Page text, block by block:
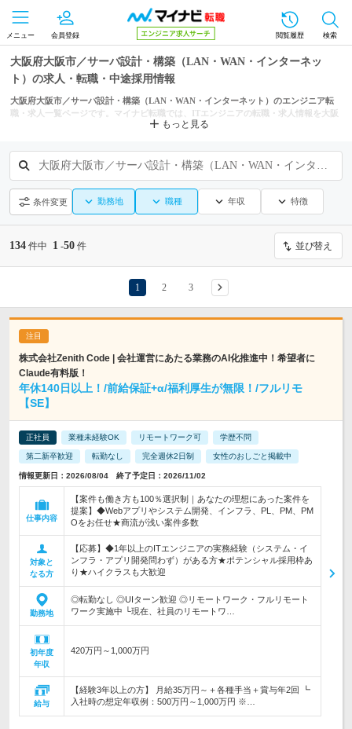
メニュー 会員登録 閲覧履歴 検索
大阪府大阪市／サーバ設計・構築（LAN・WAN・インターネッ
ト）の求人・転職・中途採用情報
大阪府大阪市／サーバ設計・構築（LAN・WAN・インターネット）のエンジニア転
職・求人一覧ページです。マイナビ転職では、ITエンジニアの転職・求人情報を大阪
もっと見る
大阪府大阪市／サーバ設計・構築（LAN・WAN・インターネット）
条件変更 勤務地 職種 年収 特徴
134 件中 1 -50 件 並び替え
1 2 3
株式会社Zenith Code | 会社運営にあたる業務のAI化推進中！希望者に
Claude有料版！
年休140日以上！/前給保証+α/福利厚生が無限！/フルリモ
【SE】
正社員 業種未経験OK リモートワーク可 学歴不問
第二新卒歓迎 転勤なし 完全週休2日制 女性のおしごと掲載中
情報更新日：2026/08/04 終了予定日：2026/11/02
仕事内容
【案件も働き方も100％選択制｜あなたの理想にあった案件を
提案】◆Webアプリやシステム開発、インフラ、PL、PM、PM
Oをお任せ★商流が浅い案件多数
対象と
なる方
【応募】◆1年以上のITエンジニアの実務経験（システム・イ
ンフラ・アプリ開発問わず）がある方★ポテンシャル採用枠あ
り★ハイクラスも大歓迎
勤務地
◎転勤なし ◎UIターン歓迎 ◎リモートワーク・フルリモート
ワーク実施中 └現在、社員のリモートワ…
初年度
年収
420万円～1,000万円
給与
【経験3年以上の方】 月給35万円～＋各種手当＋賞与年2回 ┗
入社時の想定年収例：500万円～1,000万円 ※…